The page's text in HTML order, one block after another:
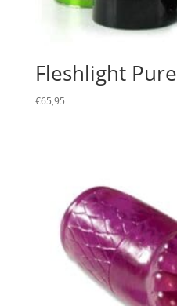
Fleshlight Pure
€65,95